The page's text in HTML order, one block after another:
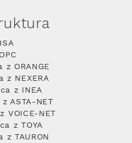
z ORANGE
z NEXERA
z INEA
ASTA-NET
VOICE-NET
z TOYA
z TAURON